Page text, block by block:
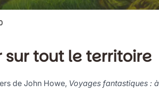
sur tout le territoire
de John Howe, Voyages fantastiques : à